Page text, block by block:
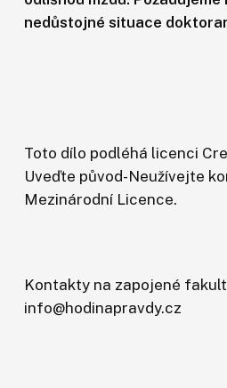
nedůstojné situace
Toto dílo podléhá licenci
Uveďte původ-Neužívejte
Mezinárodní Licence.
Kontakty na zapojené
info@hodinapravdy.cz